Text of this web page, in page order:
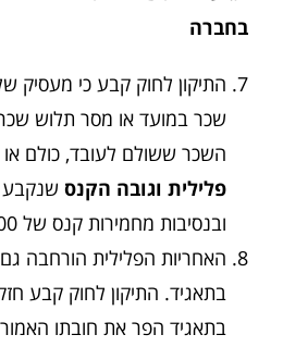
בחברה
התיקון לחוק קבע כי מעסיק
שכר במועד או מסר תלוש
השכר ששולם לעובד, כולם
פלילית וגובה הקנס שנקבע
ובנסיבות מחמירות קנס של 26,100 ₪.
האחריות הפלילית הורחבה
בתאגיד. התיקון לחוק קבע
בתאגיד הפר את חובתו